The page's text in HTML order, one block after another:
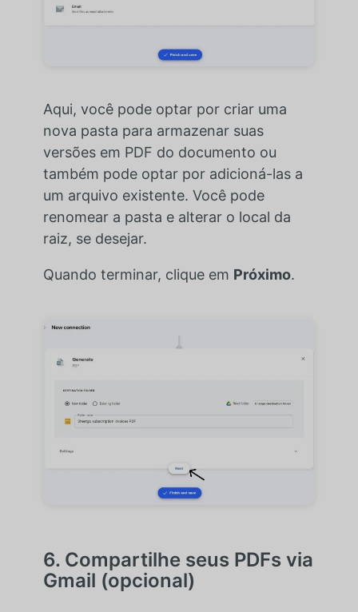
Aqui, você pode optar por criar uma
nova pasta para armazenar suas
versões em PDF do documento ou
também pode optar por adicioná-las a
um arquivo existente. Você pode
renomear a pasta e alterar o local da
raiz, se desejar.
Quando terminar, clique em Próximo.
6. Compartilhe seus PDFs via
Gmail (opcional)